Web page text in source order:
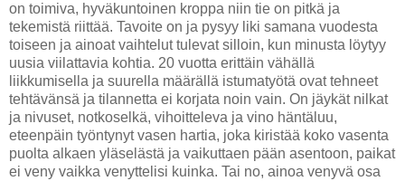
on toimiva, hyväkuntoinen kroppa niin tie on pitkä ja
tekemistä riittää. Tavoite on ja pysyy liki samana vuodesta
toiseen ja ainoat vaihtelut tulevat silloin, kun minusta löytyy
uusia viilattavia kohtia. 20 vuotta erittäin vähällä
liikkumisella ja suurella määrällä istumatyötä ovat tehneet
tehtävänsä ja tilannetta ei korjata noin vain. On jäykät nilkat
ja nivuset, notkoselkä, vihoitteleva ja vino häntäluu,
eteenpäin työntynyt vasen hartia, joka kiristää koko vasenta
puolta alkaen yläselästä ja vaikuttaen pään asentoon, paikat
ei veny vaikka venyttelisi kuinka. Tai no, ainoa venyvä osa